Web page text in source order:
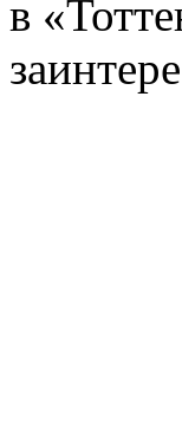
в